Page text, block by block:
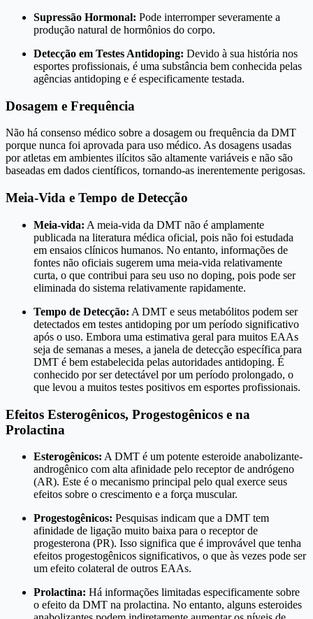
Supressão Hormonal: Pode interromper severamente a
produção natural de hormônios do corpo.
Detecção em Testes Antidoping: Devido à sua história nos
esportes profissionais, é uma substância bem conhecida pelas
agências antidoping e é especificamente testada.
Dosagem e Frequência
Não há consenso médico sobre a dosagem ou frequência da DMT
porque nunca foi aprovada para uso médico. As dosagens usadas
por atletas em ambientes ilícitos são altamente variáveis e não são
baseadas em dados científicos, tornando-as inerentemente perigosas.
Meia-Vida e Tempo de Detecção
Meia-vida: A meia-vida da DMT não é amplamente
publicada na literatura médica oficial, pois não foi estudada
em ensaios clínicos humanos. No entanto, informações de
fontes não oficiais sugerem uma meia-vida relativamente
curta, o que contribui para seu uso no doping, pois pode ser
eliminada do sistema relativamente rapidamente.
Tempo de Detecção: A DMT e seus metabólitos podem ser
detectados em testes antidoping por um período significativo
após o uso. Embora uma estimativa geral para muitos EAAs
seja de semanas a meses, a janela de detecção específica para
DMT é bem estabelecida pelas autoridades antidoping. É
conhecido por ser detectável por um período prolongado, o
que levou a muitos testes positivos em esportes profissionais.
Efeitos Esterogênicos, Progestogênicos e na
Prolactina
Esterogênicos: A DMT é um potente esteroide anabolizante-
androgênico com alta afinidade pelo receptor de andrógeno
(AR). Este é o mecanismo principal pelo qual exerce seus
efeitos sobre o crescimento e a força muscular.
Progestogênicos: Pesquisas indicam que a DMT tem
afinidade de ligação muito baixa para o receptor de
progesterona (PR). Isso significa que é improvável que tenha
efeitos progestogênicos significativos, o que às vezes pode ser
um efeito colateral de outros EAAs.
Prolactina: Há informações limitadas especificamente sobre
o efeito da DMT na prolactina. No entanto, alguns esteroides